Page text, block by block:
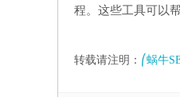
程。这些工具可以
转载请注明： ⎛蜗牛